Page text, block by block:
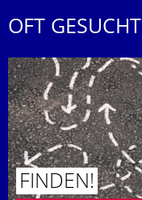
OFT GESUCHT
FINDEN!